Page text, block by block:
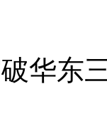
东三